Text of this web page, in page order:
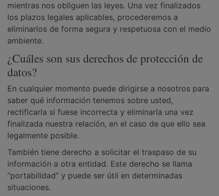
mientras nos obliguen las leyes. Una vez finalizados
los plazos legales aplicables, procederemos a
eliminarlos de forma segura y respetuosa con el medio
ambiente.
¿Cuáles son sus derechos de protección de
datos?
En cualquier momento puede dirigirse a nosotros para
saber qué información tenemos sobre usted,
rectificarla si fuese incorrecta y eliminarla una vez
finalizada nuestra relación, en el caso de que ello sea
legalmente posible.
También tiene derecho a solicitar el traspaso de su
información a otra entidad. Este derecho se llama
“portabilidad” y puede ser útil en determinadas
situaciones.